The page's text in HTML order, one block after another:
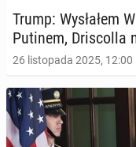
Trump: Wy­sła­łem
Putinem, Dri­scol­la
26 listopada 2025, 12:00